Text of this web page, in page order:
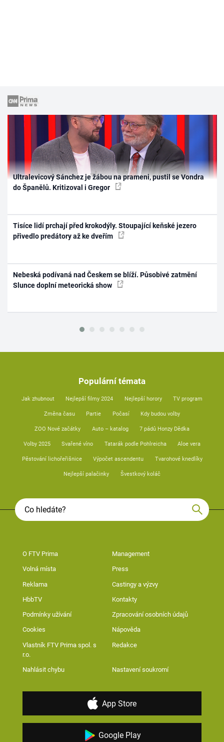
Ultralevicový Sánchez je žábou na prameni, pustil se Vondra
do Španělů. Kritizoval i Gregor
Tisíce lidí prchají před krokodýly. Stoupající keňské jezero
přivedlo predátory až ke dveřím
Nebeská podívaná nad Českem se blíží. Působivé zatmění
Slunce doplní meteorická show
Populární témata
Jak zhubnout Nejlepší filmy 2024 Nejlepší horory TV program
Změna času Partie Počasí Kdy budou volby
ZOO Nové začátky Auto – katalog 7 pádů Honzy Dědka
Volby 2025 Svařené víno Tatarák podle Pohlreicha Aloe vera
Pěstování lichořeřišnice Výpočet ascendentu Tvarohové knedlíky
Nejlepší palačinky Švestkový koláč
O FTV Prima Management
Volná místa Press
Reklama Castingy a výzvy
HbbTV Kontakty
Podmínky užívání Zpracování osobních údajů
Cookies Nápověda
Vlastník FTV Prima spol. s
r.o.
Redakce
Nahlásit chybu Nastavení soukromí
App Store
Google Play